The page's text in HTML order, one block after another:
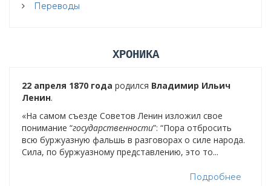
Переводы
ХРОНИКА
22 апреля 1870 года родился Владимир Ильич
Ленин.
«На самом съезде Советов Ленин изложил свое
понимание “государственности”: “Пора отбросить
всю буржуазную фальшь в разговорах о силе народа.
Сила, по буржуазному представлению, это то...
Подробнее